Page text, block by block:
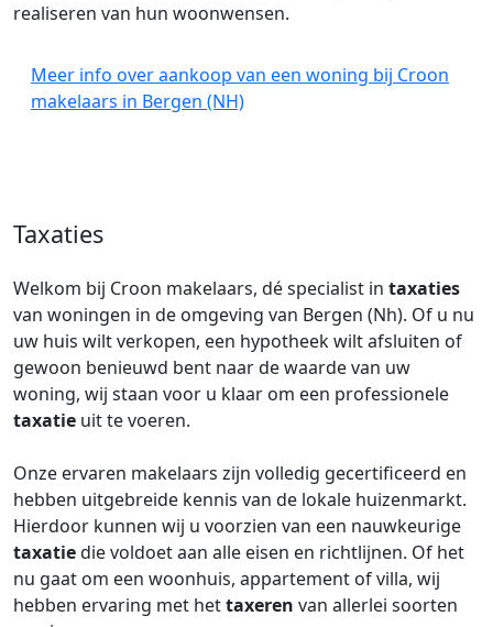
realiseren van hun woonwensen.
Meer info over aankoop van een woning bij Croon
makelaars in Bergen (NH)
Taxaties
Welkom bij Croon makelaars, dé specialist in taxaties
van woningen in de omgeving van Bergen (Nh). Of u nu
uw huis wilt verkopen, een hypotheek wilt afsluiten of
gewoon benieuwd bent naar de waarde van uw
woning, wij staan voor u klaar om een professionele
taxatie uit te voeren.
Onze ervaren makelaars zijn volledig gecertificeerd en
hebben uitgebreide kennis van de lokale huizenmarkt.
Hierdoor kunnen wij u voorzien van een nauwkeurige
taxatiedie voldoet aan alle eisen en richtlijnen. Of het
nu gaat om een woonhuis, appartement of villa, wij
hebben ervaring met hettaxeren van allerlei soorten